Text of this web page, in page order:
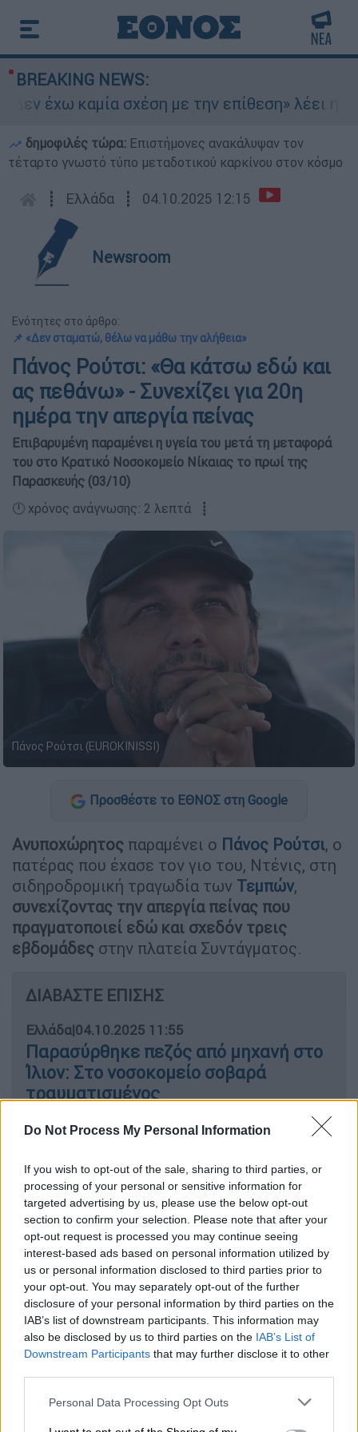
Do Not Process My Personal Information
If you wish to opt-out of the sale, sharing to third parties, or
processing of your personal or sensitive information for
targeted advertising by us, please use the below opt-out
section to confirm your selection. Please note that after your
opt-out request is processed you may continue seeing
interest-based ads based on personal information utilized by
us or personal information disclosed to third parties prior to
your opt-out. You may separately opt-out of the further
disclosure of your personal information by third parties on the
IAB’s list of downstream participants. This information may
also be disclosed by us to third parties on the IAB’s List of
Downstream Participants that may further disclose it to other
Please note that this website/app uses one or more Google
Personal Data Processing Opt Outs
BREAKING NEWS:
έχω καμία σχέση με την επίθεση» λέει η
δημοφιλές τώρα: Επιστήμονες ανακάλυψαν τον
τέταρτο γνωστό τύπο μεταδοτικού καρκίνου στον κόσμο
┋ Ελλάδα ┋ 04.10.2025 12:15
Newsroom
Ενότητες στο άρθρο:
📌 «Δεν σταματώ, θέλω να μάθω την αλήθεια»
Πάνος Ρούτσι: «Θα κάτσω εδώ και
ας πεθάνω» - Συνεχίζει για 20η
ημέρα την απεργία πείνας
Επιβαρυμένη παραμένει η υγεία του μετά τη μεταφορά
του στο Κρατικό Νοσοκομείο Νίκαιας το πρωί της
Παρασκευής (03/10)
🕛 χρόνος ανάγνωσης: 2 λεπτά ┋
Πάνος Ρούτσι (EUROKINISSI)
Προσθέστε το ΕΘΝΟΣ στη Google
Ανυποχώρητος παραμένει ο Πάνος Ρούτσι, ο
πατέρας που έχασε τον γιο του, Ντένις, στη
σιδηροδρομική τραγωδία των Τεμπών,
συνεχίζοντας την απεργία πείνας που
πραγματοποιεί εδώ και σχεδόν τρεις
εβδομάδες στην πλατεία Συντάγματος.
ΔΙΑΒΑΣΤΕ ΕΠΙΣΗΣ
Ελλάδα|04.10.2025 11:55
Παρασύρθηκε πεζός από μηχανή στο
Ίλιον: Στο νοσοκομείο σοβαρά
τραυματισμένος
«Δεν σταματώ, θέλω να μάθω την
αλήθεια»
Ο κ. Ρούτσιζητά να ικανοποιηθεί το αίτημά
του για εκταφή του παιδιού του
προκειμένου να γίνουν τοξικολογικές
εξετάσεις και να λάβει απαντήσεις για τις
συνθήκες θανάτου του. Δηλώνει
αποφασισμένος να συνεχίσει «μέχρι τέλους»
τον αγώνα του για το αυτονόητο.
αυτονόητο.Δεν σταματάω, θα πάω μέχρι